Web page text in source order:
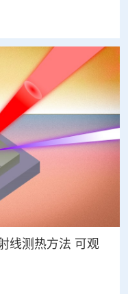
线测热方法 可观